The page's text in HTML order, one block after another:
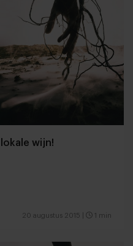
wijn!
20 augustus 2015 1 min